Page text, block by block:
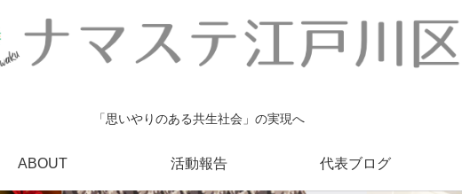
「思いやりのある共生社会」の実現へ
ABOUT 活動報告 代表ブログ